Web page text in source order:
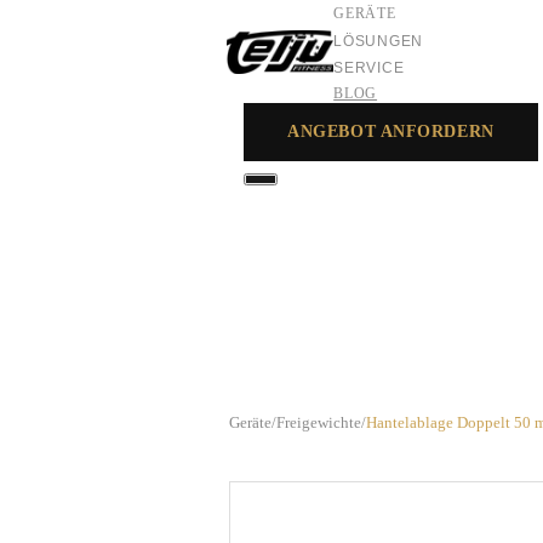
GERÄTE
LÖSUNGEN
SERVICE
BLOG
ANGEBOT ANFORDERN
Geräte/Freigewichte/Hantelablage Doppelt 50